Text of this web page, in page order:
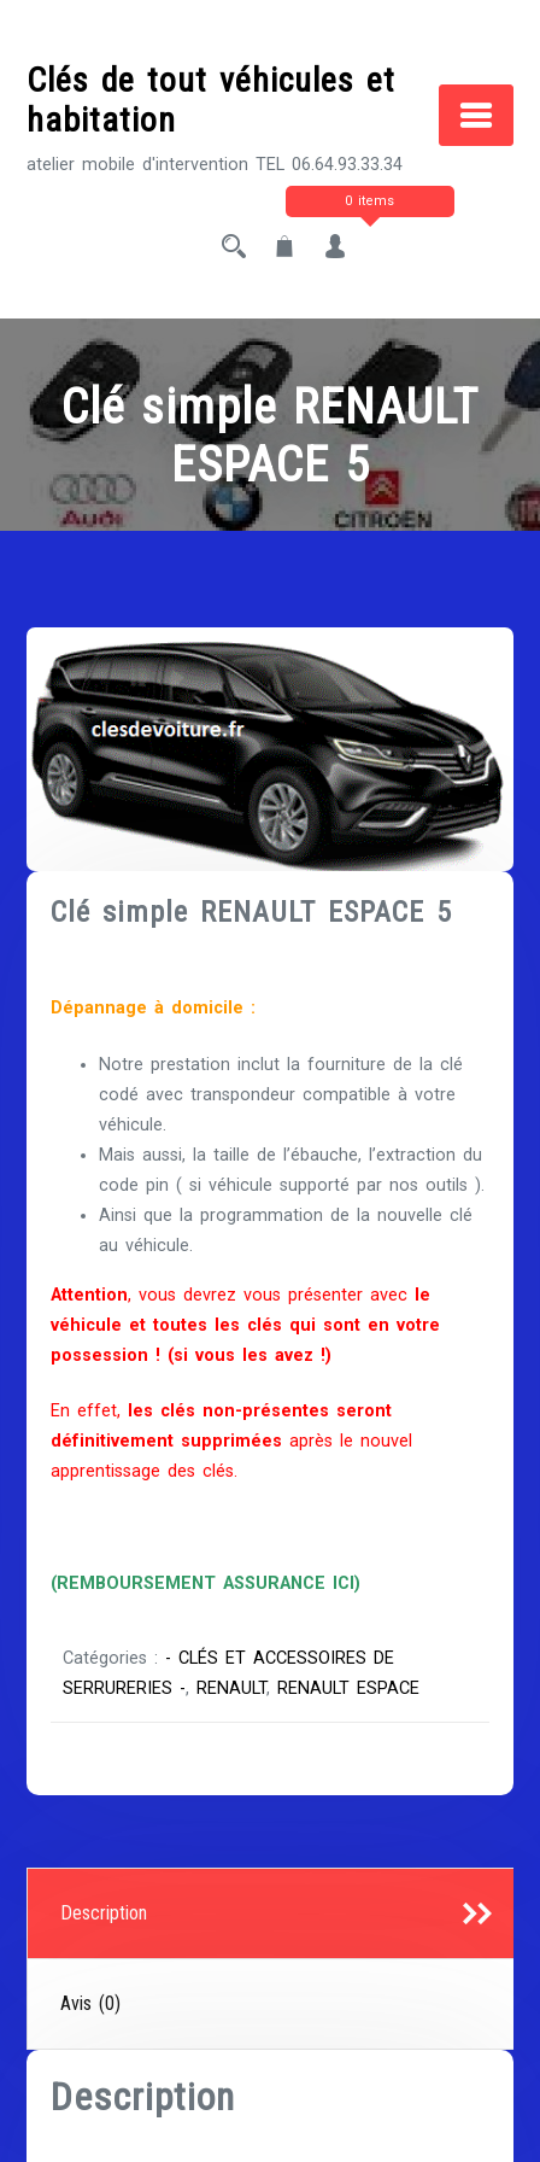
contentClés de tout véhicules et
habitation
atelier mobile d'intervention TEL 06.64.93.33.34
0 items
Clé simple RENAULT
ESPACE 5
Clé simple RENAULT ESPACE 5
Dépannage à domicile :
Notre prestation inclut la fourniture de la clé
codé avec transpondeur compatible à votre
véhicule.
Mais aussi, la taille de l’ébauche, l’extraction du
code pin ( si véhicule supporté par nos outils ).
Ainsi que la programmation de la nouvelle clé
au véhicule.
Attention, vous devrez vous présenter avec le
véhicule et toutes les clés qui sont en votre
possession ! (si vous les avez !)
En effet, les clés non-présentes seront
définitivement supprimées après le nouvel
apprentissage des clés.
(REMBOURSEMENT ASSURANCE ICI)
Catégories : - CLÉS ET ACCESSOIRES DE
SERRURERIES -, RENAULT, RENAULT ESPACE
Description
Avis (0)
Description